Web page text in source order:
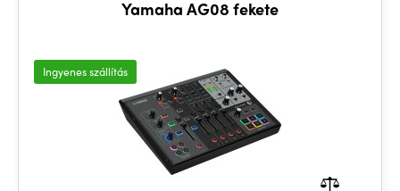
Yamaha AG08 fekete
Ingyenes szállítás